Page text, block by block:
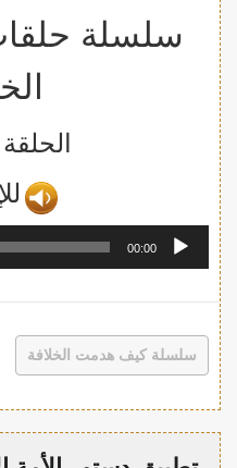
سلسلة
لل
مشغل
00:00
سلسلة كيف هدمت الخلافة